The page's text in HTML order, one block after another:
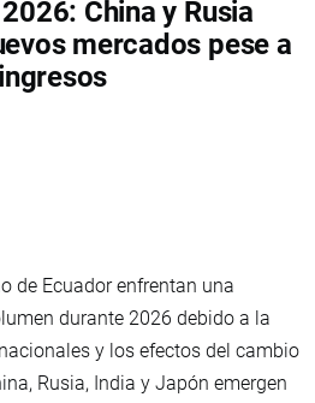
China y Rusia
mercados pese a
de Ecuador enfrentan una
durante 2026 debido a la
y los efectos del cambio
Rusia, India y Japón emergen